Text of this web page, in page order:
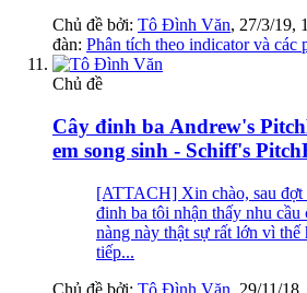
Chủ đề bởi: Tô Đình Văn, 27/3/19,
đàn: Phân tích theo indicator và các
Chủ đề
Cây đinh ba Andrew's
em song sinh - Schiff's
[ATTACH] Xin chào, sau đợt
đinh ba tôi nhận thấy nhu cầu
nàng này thật sự rất lớn vì thế
tiếp...
Chủ đề bởi: Tô Đình Văn 29/11/18